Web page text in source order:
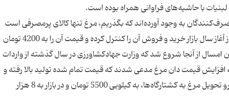
به وجود آورده‌اند که بگذریم، مرغ تنها کالای پرمصرفی است
که وزارت صنعت و تجارت توانست بعد از گذشت پنج ماه از آغاز سال بازار خرید و فروش آن را کنترل کرده و قیمت آن را به 4200 تومان
از آنجا شروع شد که وزارت جهادکشاورزی در سال گذشته از واردات
افزایش قیمت دان مرغ مدعی شدند که قیمت تمام شده تولید بالا رفته و
از قیمت مصوب سازمان حمایت تبعیت نمی کنند، از این رو تحویل مرغ به کشتارگاه‌ها، به کیلویی 5500 تومان و در بازار به 8 هزار